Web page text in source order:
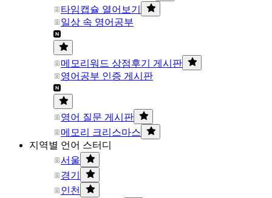
타임캡슐 열어보기
일상 속 영어공부
메모리워드 상점후기 게시판
영어공부 인증 게시판
영어 질문 게시판
메모리 크리스마스
지역별 언어 스터디
서울
경기
인천